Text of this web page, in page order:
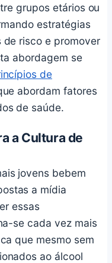
grupos etários ou
estratégias
risco e promover
abordagem se
de
abordam fatores
de saúde.
a Cultura de
jovens bebem
a mídia
essas
se cada vez mais
que mesmo sem
ao álcool